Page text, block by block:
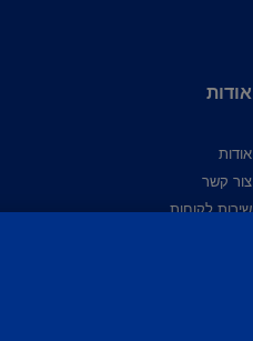
אודות
אודות
צור קשר
שירות לקוחות